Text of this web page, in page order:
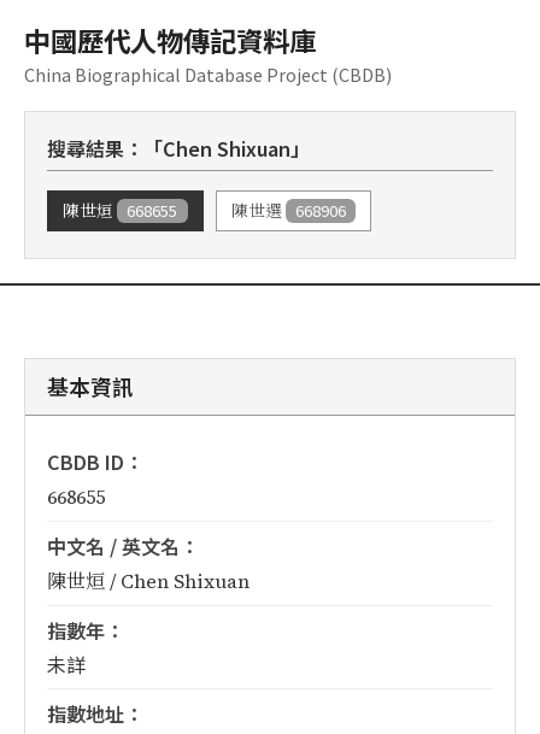
中國歷代人物傳記資料庫
China Biographical Database Project (CBDB)
搜尋結果：「Chen Shixuan」
陳世烜 668655 陳世選 668906
基本資訊
CBDB ID：
668655
中文名 / 英文名：
陳世烜 / Chen Shixuan
指數年：
未詳
指數地址：